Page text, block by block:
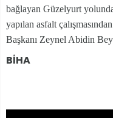
bağlayan Güzelyurt
yapılan asfalt
Başkanı Zeynel Abidin
BİHA